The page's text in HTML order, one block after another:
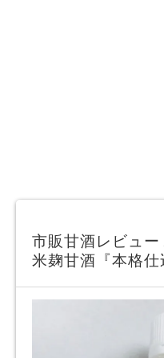
市販甘酒レビュ
米麹甘酒『本格仕